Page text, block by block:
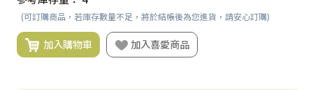
(可訂購商品，若庫存數量不足，將於結帳後為您進貨，請安心訂購)
加入購物車 加入喜愛商品